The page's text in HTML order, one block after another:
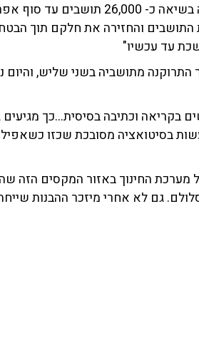
המדינה פינתה את התושבים והחזירה את חלקם
עד עכשיו"
וכתיבה בסיסית...כך מגיעים
בסיטואציה מסובכת שכזו
מערכת החינוך באזור המקסים הזה
גם לא אחרי מיזכר ההבנות